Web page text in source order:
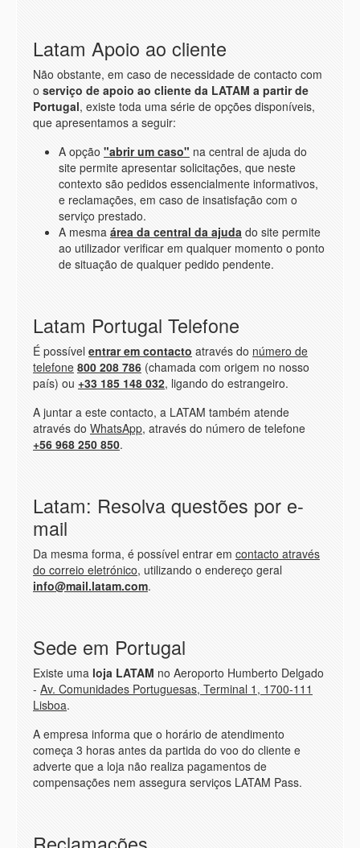
Latam Apoio ao cliente
Não obstante, em caso de necessidade de contacto com
o serviço de apoio ao cliente da LATAM a partir de
Portugal, existe toda uma série de opções disponíveis,
que apresentamos a seguir:
A opção "abrir um caso" na central de ajuda do
site permite apresentar solicitações, que neste
contexto são pedidos essencialmente informativos,
e reclamações, em caso de insatisfação com o
serviço prestado.
A mesma área da central da ajuda do site permite
ao utilizador verificar em qualquer momento o ponto
de situação de qualquer pedido pendente.
Latam Portugal Telefone
É possível entrar em contacto através do número de
telefone 800 208 786 (chamada com origem no nosso
país) ou +33 185 148 032, ligando do estrangeiro.
A juntar a este contacto, a LATAM também atende
através do WhatsApp, através do número de telefone
+56 968 250 850.
Latam: Resolva questões por e-
mail
Da mesma forma, é possível entrar em contacto através
do correio eletrónico, utilizando o endereço geral
info@mail.latam.com.
Sede em Portugal
Existe uma loja LATAM no Aeroporto Humberto Delgado
- Av. Comunidades Portuguesas, Terminal 1, 1700-111
Lisboa.
A empresa informa que o horário de atendimento
começa 3 horas antes da partida do voo do cliente e
adverte que a loja não realiza pagamentos de
compensações nem assegura serviços LATAM Pass.